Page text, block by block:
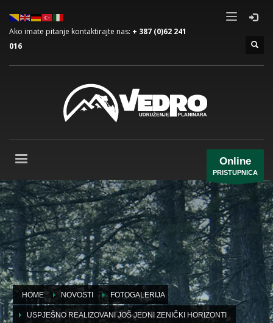
Ako imate pitanje kontaktirajte nas: + 387 (0)62 241
016
Online
PRISTUPNICA
HOME NOVOSTI FOTOGALERIJA
USPJEŠNO REALIZOVANI JOŠ JEDNI ZENIČKI HORIZONTI